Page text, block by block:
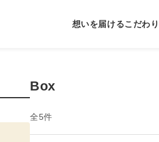
想いを届けるこだわり
Box
全5件